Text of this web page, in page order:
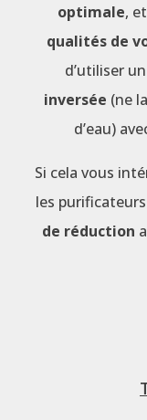
optimale,
qualités de
d’utiliser
inversée (ne
d’eau)
Si cela vous
les
de réduction